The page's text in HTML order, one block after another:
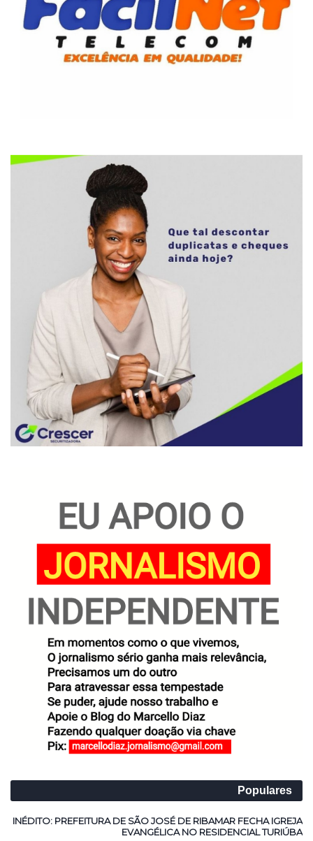
Populares
INÉDITO: PREFEITURA DE SÃO JOSÉ DE RIBAMAR FECHA IGREJA
EVANGÉLICA NO RESIDENCIAL TURIÚBA